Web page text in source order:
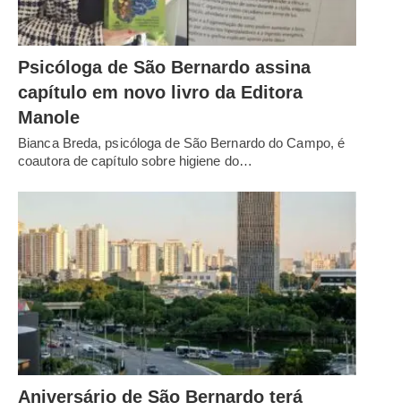
Psicóloga de São Bernardo assina
capítulo em novo livro da Editora
Manole
Bianca Breda, psicóloga de São Bernardo do Campo, é
coautora de capítulo sobre higiene do…
Aniversário de São Bernardo terá